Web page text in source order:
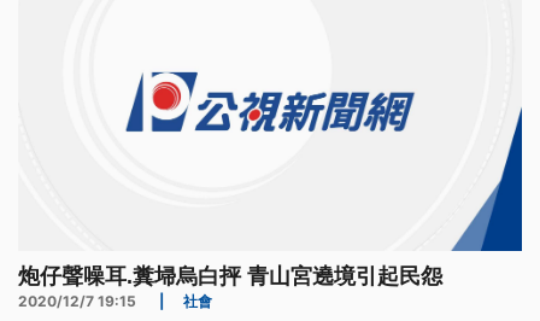
炮仔聲噪耳.糞埽烏白抨 青山宮遶境引起民怨
2020/12/7 19:15 社會